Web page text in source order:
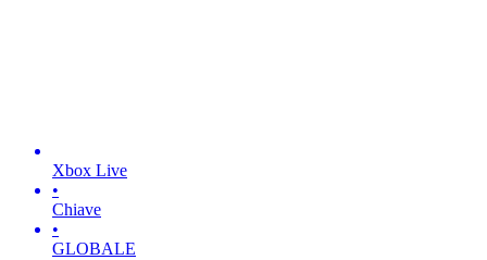
Xbox Live
•
Chiave
•
GLOBALE